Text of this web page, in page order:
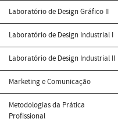
Laboratório de Design Gráfico II
Laboratório de Design Industrial I
Laboratório de Design Industrial II
Marketing e Comunicação
Metodologias da Prática
Profissional